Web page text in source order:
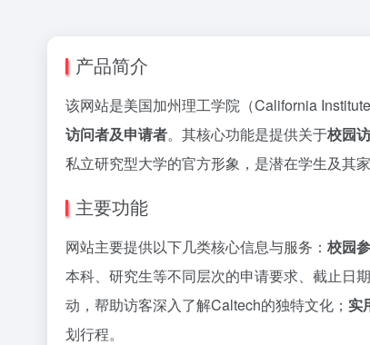
产品简介
该网站是美国加州理工学院（California
访问者及申请者。其核心功能是提供关于校园
私立研究型大学的官方形象，是潜在学生及其
主要功能
网站主要提供以下几类核心信息与服务： 校园
本科、研究生等不同层次的申请要求、截止日
动，帮助访客深入了解Caltech的独特文化； 实
划行程。